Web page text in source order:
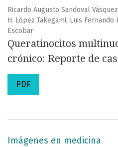
Ricardo Augusto Sandoval
H. López Takegami, Luis Fernando
Escobar
Queratinocitos
crónico: Reporte de
PDF
Imágenes en medicina